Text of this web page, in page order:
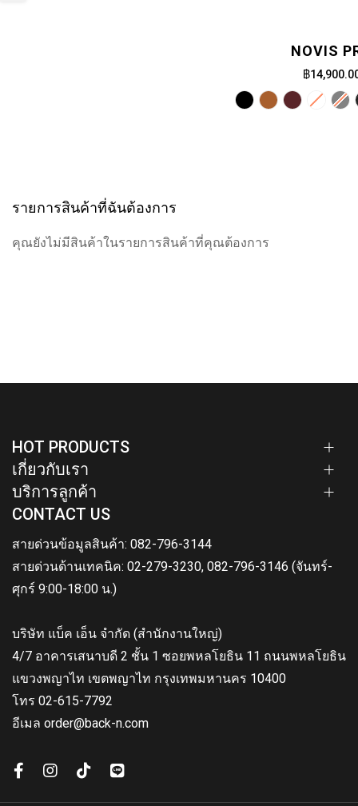
NOVIS
฿
รายการสินค้าที่ฉันต้องการ
คุณยังไม่มีสินค้าในรายการสินค้าที่คุณต้องการ
HOT PRODUCTS
เกี่ยวกับเรา
บริการลูกค้า
CONTACT US
สายด่วนข้อมูลสินค้า: 082-796-3144
สายด่วนด้านเทคนิค: 02-279-3230, 082-796-3146 (จันทร์-
ศุกร์ 9:00-18:00 น.)
บริษัท แบ็ค เอ็น จำกัด (สำนักงานใหญ่)
4/7 อาคารเสนาบดี 2 ชั้น 1 ซอยพหลโยธิน 11 ถนนพหลโยธิน
แขวงพญาไท เขตพญาไท กรุงเทพมหานคร 10400
โทร 02-615-7792
อีเมล order@back-n.com